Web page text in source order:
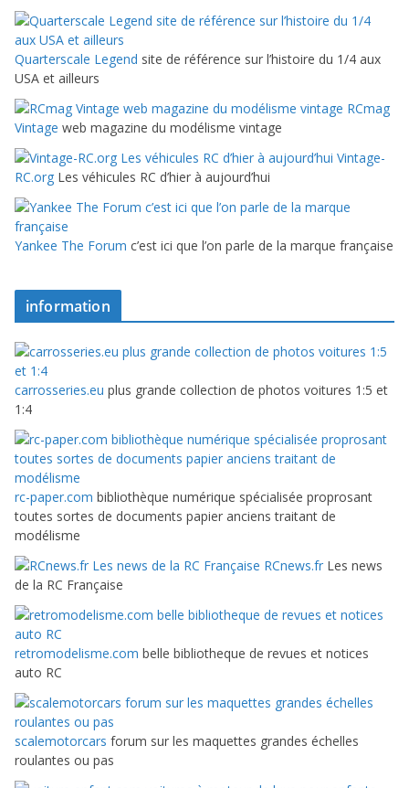
Quarterscale Legend site de référence sur l’histoire du 1/4 aux
USA et ailleurs
RCmag
Vintage web magazine du modélisme vintage
Vintage-
RC.org Les véhicules RC d’hier à aujourd’hui
Yankee The Forum c’est ici que l’on parle de la marque française
information
carrosseries.eu plus grande collection de photos voitures 1:5 et
1:4
rc-paper.com bibliothèque numérique spécialisée proprosant
toutes sortes de documents papier anciens traitant de
modélisme
RCnews.fr Les news
de la RC Française
retromodelisme.com belle bibliotheque de revues et notices
auto RC
scalemotorcars forum sur les maquettes grandes échelles
roulantes ou pas